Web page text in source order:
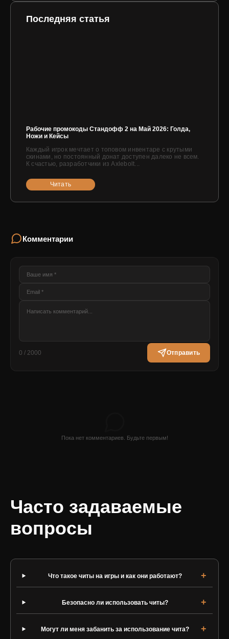
Последняя статья
Рабочие промокоды Стандофф 2 на Май 2026: Голда,
Ножи и Кейсы
Каждый игрок мечтает о топовом инвентаре с крутыми
скинами, но постоянный донат доступен далеко не всем.
К счастью, разработчики из Axlebolt...
Читать
Комментарии
0 / 2000 Отправить
Пока нет комментариев. Будьте первым!
Часто задаваемые
вопросы
Что такое читы на игры и как они работают?
Безопасно ли использовать читы?
Могут ли меня забанить за использование чита?